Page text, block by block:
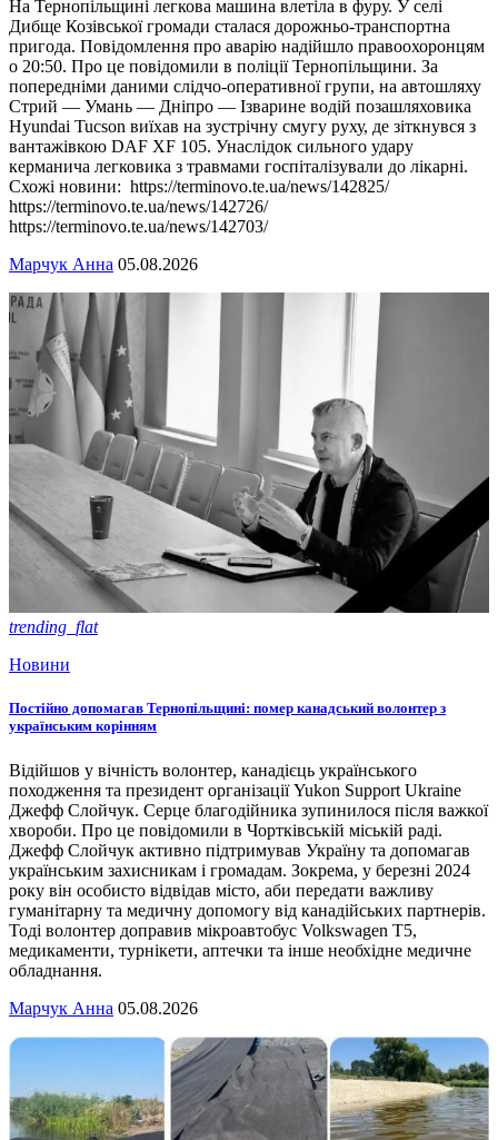
На Тернопільщині легкова машина влетіла в фуру. У селі
Дибще Козівської громади сталася дорожньо-транспортна
пригода. Повідомлення про аварію надійшло правоохоронцям
о 20:50. Про це повідомили в поліції Тернопільщини. За
попередніми даними слідчо-оперативної групи, на автошляху
Стрий — Умань — Дніпро — Ізварине водій позашляховика
Hyundai Tucson виїхав на зустрічну смугу руху, де зіткнувся з
вантажівкою DAF ХF 105. Унаслідок сильного удару
керманича легковика з травмами госпіталізували до лікарні.
Схожі новини: https://terminovo.te.ua/news/142825/
https://terminovo.te.ua/news/142726/
https://terminovo.te.ua/news/142703/
Марчук Анна 05.08.2026
trending_flat
Новини
Постійно допомагав Тернопільщині: помер канадський волонтер з
українським корінням
Відійшов у вічність волонтер, канадієць українського
походження та президент організації Yukon Support Ukraine
Джефф Слойчук. Серце благодійника зупинилося після важкої
хвороби. Про це повідомили в Чортківській міській раді.
Джефф Слойчук активно підтримував Україну та допомагав
українським захисникам і громадам. Зокрема, у березні 2024
року він особисто відвідав місто, аби передати важливу
гуманітарну та медичну допомогу від канадійських партнерів.
Тоді волонтер доправив мікроавтобус Volkswagen T5,
медикаменти, турнікети, аптечки та інше необхідне медичне
обладнання.
Марчук Анна 05.08.2026